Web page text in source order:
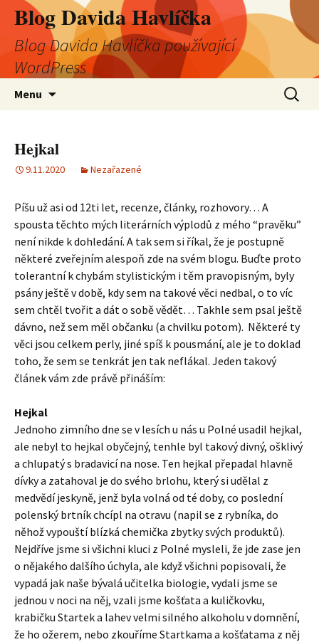
Blog Davida Havlíčka
Blog Davida Havlíčka používající
WordPress
Menu
Hejkal
9.11.2020 Nezařazené
Píšu už asi od 12ti let, recenze, články, rozhovory… A
spousta těchto mých literárních výplodů z mého “pravěku”
není nikde k dohledání. A tak sem si říkal, že je postupně
některé zveřejním alespoň zde na svém blogu. Buďte proto
tolerantní k chybám stylistickým i těm pravopisným, byly
psány ještě v době, kdy sem na takové věci nedbal, o to víc
sem chtěl tvořit a dát o sobě vědět… Takhle sem psal ještě
dávno, než sem měl občanku (a chvilku potom). Některé ty
věci jsou celkem perly, jiné spíš k pousmání, ale je to doklad
toho, že sem se tenkrát jen tak neflákal. Jeden takový
článek vám zde právě přináším:
Hejkal
Jednoho zimního dne se v lesích u nás u Polné usadil hejkal,
ale nebyl to hejkal obyčejný, tenhle byl takový divný, ošklivý
a chlupatý s bradavicí na nose. Ten hejkal přepadal hlavně
dívky a zatahoval je do svého brlohu, který si udělal z
medvědí jeskyně, jenž byla volná od té doby, co poslední
polenský brtník chcípl na otravu (napil se z rybníka, do
něhož vypouští blízká chemička zbytky svých produktů).
Nejdříve jsme si všichni kluci z Polné mysleli, že jde zase jen
o nějakého dalšího úchyla, ale když všichni popisovali, že
vypadá jak naše bývalá učitelka biologie, vydali jsme se
jednou v noci na něj, vzali jsme košťata a kuličkovku,
krabičku Startek a lahev velmi silného alkoholu v domnění,
že ho ožerem, nebo zkouříme Startkama a košťatama z něj